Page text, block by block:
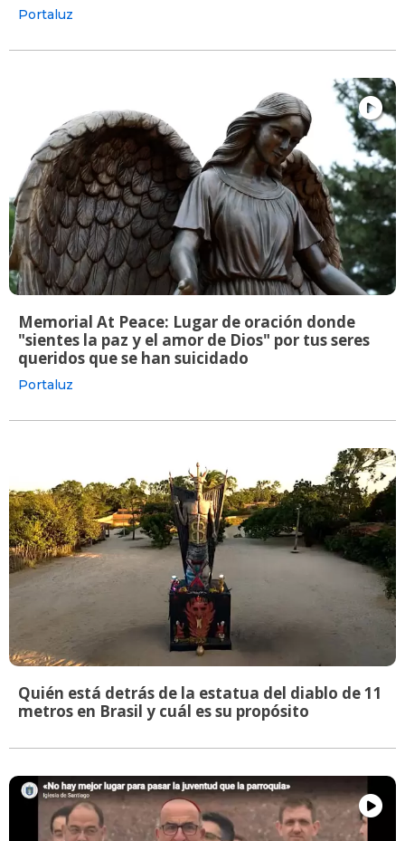
Portaluz
Memorial At Peace: Lugar de oración donde
"sientes la paz y el amor de Dios" por tus seres
queridos que se han suicidado
Portaluz
Quién está detrás de la estatua del diablo de 11
metros en Brasil y cuál es su propósito